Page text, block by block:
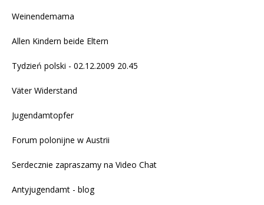
Weinendemama
Allen Kindern beide Eltern
Tydzień polski - 02.12.2009 20.45
Väter Widerstand
Jugendamtopfer
Forum polonijne w Austrii
Serdecznie zapraszamy na Video Chat
Antyjugendamt - blog